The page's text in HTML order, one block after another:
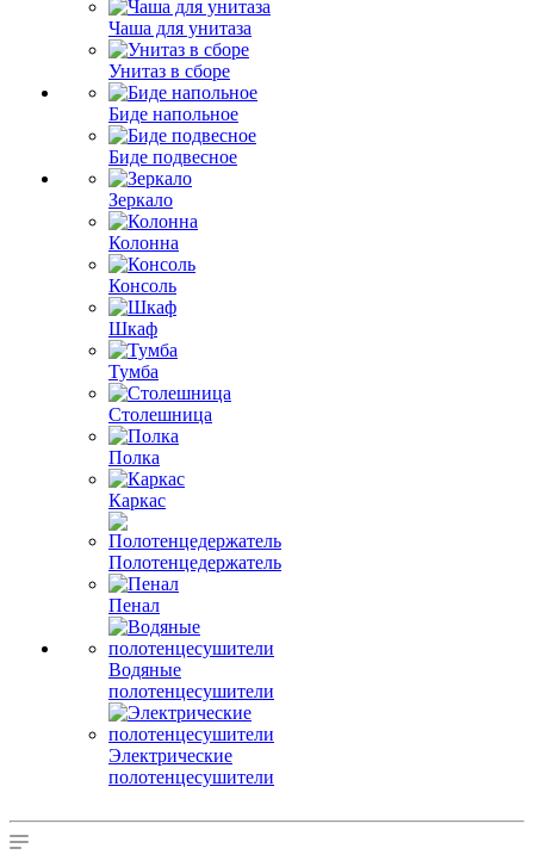
Чаша для унитаза
Унитаз в сборе
Биде напольное
Биде подвесное
Зеркало
Колонна
Консоль
Шкаф
Тумба
Столешница
Полка
Каркас
Полотенцедержатель
Пенал
Водяные
полотенцесушители
Электрические
полотенцесушители